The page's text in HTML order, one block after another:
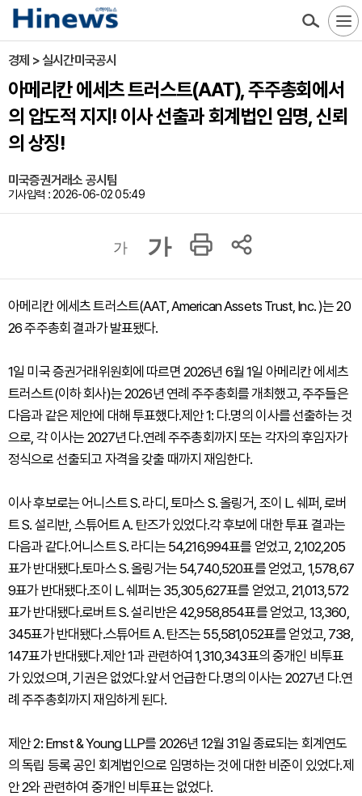
경제 > 실시간미국공시
아메리칸 에세츠 트러스트(AAT), 주주총회에서
의 압도적 지지! 이사 선출과 회계법인 임명, 신뢰
의 상징!
미국증권거래소 공시팀
기사입력 : 2026-06-02 05:49
가 가
아메리칸 에세츠 트러스트(AAT, American Assets Trust, Inc. )는 20
26 주주총회 결과가 발표됐다.
1일 미국 증권거래위원회에 따르면 2026년 6월 1일 아메리칸 에세츠
트러스트(이하 회사)는 2026년 연례 주주총회를 개최했고, 주주들은
다음과 같은 제안에 대해 투표했다.제안 1: 다.명의 이사를 선출하는 것
으로, 각 이사는 2027년 다.연례 주주총회까지 또는 각자의 후임자가
정식으로 선출되고 자격을 갖출 때까지 재임한다.
이사 후보로는 어니스트 S. 라디, 토마스 S. 올링거, 조이 L. 쉐퍼, 로버
트 S. 설리반, 스튜어트 A. 탄즈가 있었다.각 후보에 대한 투표 결과는
다음과 같다.어니스트 S. 라디는 54,216,994표를 얻었고, 2,102,205
표가 반대됐다.토마스 S. 올링거는 54,740,520표를 얻었고, 1,578,67
9표가 반대됐다.조이 L. 쉐퍼는 35,305,627표를 얻었고, 21,013,572
표가 반대됐다.로버트 S. 설리반은 42,958,854표를 얻었고, 13,360,
345표가 반대됐다.스튜어트 A. 탄즈는 55,581,052표를 얻었고, 738,
147표가 반대됐다.제안 1과 관련하여 1,310,343표의 중개인 비투표
가 있었으며, 기권은 없었다.앞서 언급한 다.명의 이사는 2027년 다.연
례 주주총회까지 재임하게 된다.
제안 2: Ernst & Young LLP를 2026년 12월 31일 종료되는 회계연도
의 독립 등록 공인 회계법인으로 임명하는 것에 대한 비준이 있었다.제
안 2와 관련하여 중개인 비투표는 없었다.